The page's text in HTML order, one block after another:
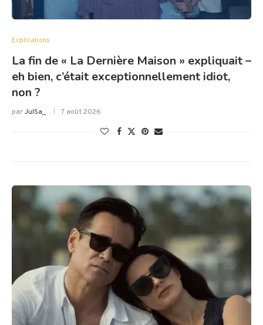
Explications
La fin de « La Dernière Maison » expliquait –
eh bien, c’était exceptionnellement idiot,
non ?
parJulSa_ 7 août 2026